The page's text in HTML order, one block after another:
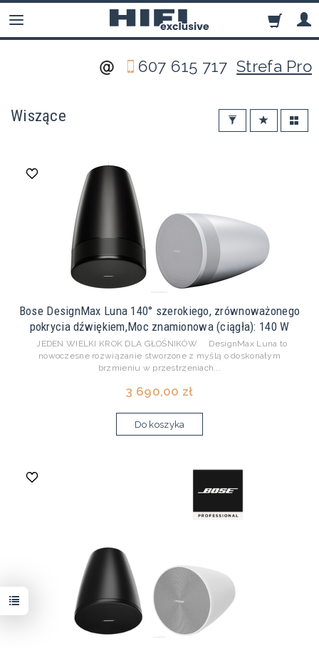
607 615 717Strefa Pro
Wiszące
Bose DesignMax Luna 140° szerokiego, zrównoważonego
pokrycia dźwiękiem,Moc znamionowa (ciągła): 140 W
JEDEN WIELKI KROK DLA GŁOŚNIKÓW DesignMax Luna to
nowoczesne rozwiązanie stworzone z myślą o doskonałym
brzmieniu w przestrzeniach...
3 690,00 zł
Do koszyka